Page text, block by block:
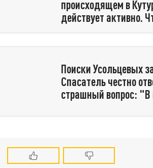
происходящем в
действует активно.
Поиски Усольцевых
Спасатель честно
страшный вопрос: "В